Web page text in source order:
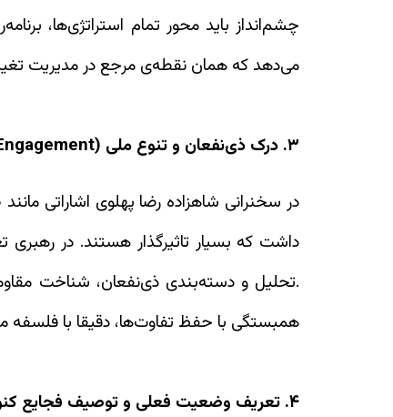
چشم‌انداز باید محور تمام استراتژی‌ها،
می‌دهد که همان نقطه‌ی مرجع در مدیریت
۳. درک ذی‌نفعان و تنوع ملی (Stakeholder Engagement)
در سخنرانی شاهزاده رضا پهلوی اشاراتی
داشت که بسیار تاثیرگذار هستند. در
.تحلیل و دسته‌بندی ذی‌نفعان، شناخت
همبستگی با حفظ تفاوت‌ها، دقیقا با فلسفه
۴. تعریف وضعیت فعلی و توصیف فجایع کنونی (Current State Assessment)